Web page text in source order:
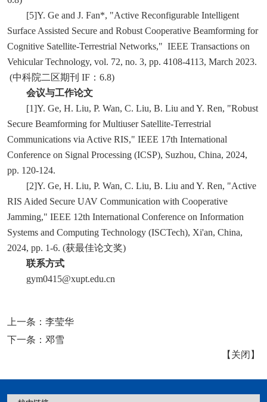
[5]Y. Ge and J. Fan*, "Active Reconfigurable Intelligent
Surface Assisted Secure and Robust Cooperative Beamforming for
Cognitive Satellite-Terrestrial Networks," IEEE Transactions on
Vehicular Technology, vol. 72, no. 3, pp. 4108-4113, March 2023.
(中科院二区期刊 IF：6.8)
会议与工作论文
[1]Y. Ge, H. Liu, P. Wan, C. Liu, B. Liu and Y. Ren, "Robust
Secure Beamforming for Multiuser Satellite-Terrestrial
Communications via Active RIS," IEEE 17th International
Conference on Signal Processing (ICSP), Suzhou, China, 2024,
pp. 120-124.
[2]Y. Ge, H. Liu, P. Wan, C. Liu, B. Liu and Y. Ren, "Active
RIS Aided Secure UAV Communication with Cooperative
Jamming," IEEE 12th International Conference on Information
Systems and Computing Technology (ISCTech), Xi'an, China,
2024, pp. 1-6. (获最佳论文奖)
联系方式
gym0415@xupt.edu.cn
上一条： 李莹华
下一条： 邓雪
【 关闭 】